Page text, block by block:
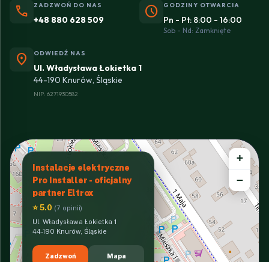
phone ZADZWOŃ DO NAS
+48 880 628 509 schedule GODZINY OTWARCIA
Pn - Pt: 8:00 - 16:00
Sob - Nd: Zamknięte
location_on ODWIEDŹ NAS
Ul. Władysława Łokietka 1
44-190 Knurów, Śląskie
NIP: 6271930582
Instalacje elektryczne
Pro Installer - oficjalny
partner Eltrox
⭐ 5.0 (7 opinii)
Ul. Władysława Łokietka 1
44-190 Knurów, Śląskie
Zadzwoń Mapa
+
−